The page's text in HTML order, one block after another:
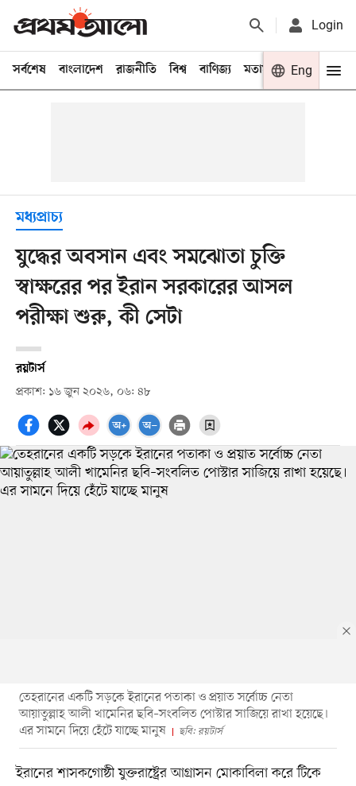
Login
সর্বশেষ বাংলাদেশ রাজনীতি বিশ্ব বাণিজ্য মতামত খেলা
Eng
মধ্যপ্রাচ্য
যুদ্ধের অবসান এবং সমঝোতা চুক্তি
স্বাক্ষরের পর ইরান সরকারের আসল
পরীক্ষা শুরু, কী সেটা
রয়টার্স
প্রকাশ: ১৬ জুন ২০২৬, ০৬: ৪৮
তেহরানের একটি সড়কে ইরানের পতাকা ও প্রয়াত সর্বোচ্চ নেতা
আয়াতুল্লাহ আলী খামেনির ছবি–সংবলিত পোস্টার সাজিয়ে রাখা হয়েছে।
এর সামনে দিয়ে হেঁটে যাচ্ছে মানুষ
ছবি: রয়টার্স
ইরানের শাসকগোষ্ঠী যুক্তরাষ্ট্রের আগ্রাসন মোকাবিলা করে টিকে